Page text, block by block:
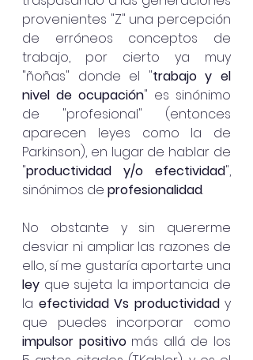
provenientes "Z" una percepción
de erróneos conceptos de
trabajo, por cierto ya muy
"ñoñas" donde el "trabajo y el
nivel de ocupación" es sinónimo
de "profesional" (entonces
aparecen leyes como la de
Parkinson), en lugar de hablar de
"productividad y/o efectividad",
sinónimos de profesionalidad.
No obstante y sin quererme
desviar ni ampliar las razones de
ley que sujeta la importancia de
la efectividad Vs productividad y
que puedes incorporar como
impulsor positivo más allá de los